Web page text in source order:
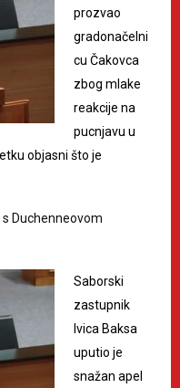
prozvao
gradonačelni
cu Čakovca
zbog mlake
reakcije na
pucnjavu u
objasni što je
Duchenneovom
Saborski
zastupnik
Ivica Baksa
uputio je
snažan apel